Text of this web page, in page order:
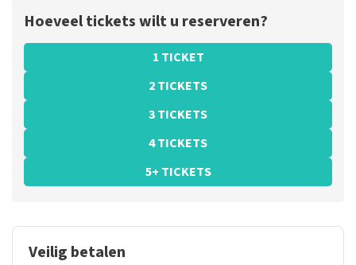
Hoeveel tickets wilt u reserveren?
1 TICKET
2 TICKETS
3 TICKETS
4 TICKETS
5+ TICKETS
Veilig betalen